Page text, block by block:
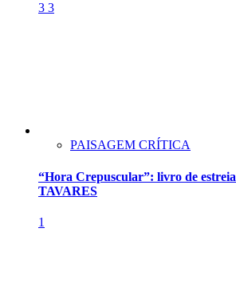
3 3
PAISAGEM CRÍTICA
“Hora Crepuscular”: livro de
TAVARES
1